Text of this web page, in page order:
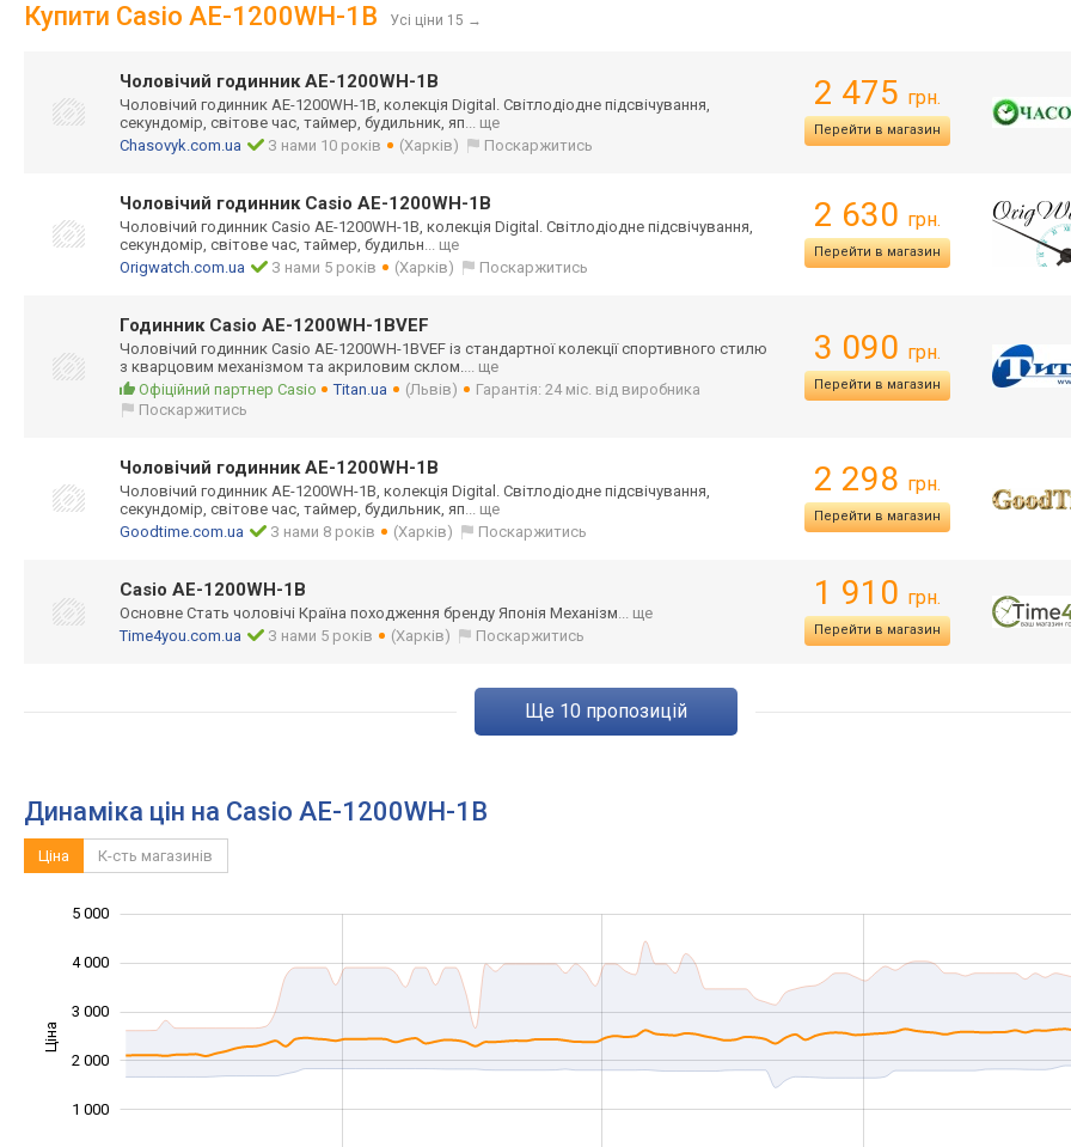
Купити Casio AE-1200WH-1B Усі ціни 15 →
Чоловічий годинник AE-1200WH-1B
Чоловічий годинник AE-1200WH-1B, колекція Digital. Світлодіодне підсвічування,
секундомір, світове час, таймер, будильник, яп... ще
Chasovyk.com.ua
З нами 10 років (Харків) Поскаржитись
2 475 грн.
Перейти в магазин
Чоловічий годинник Casio AE-1200WH-1B
Чоловічий годинник Casio AE-1200WH-1B, колекція Digital. Світлодіодне підсвічування,
секундомір, світове час, таймер, будильн... ще
Origwatch.com.ua
З нами 5 років (Харків) Поскаржитись
2 630 грн.
Перейти в магазин
Годинник Casio AE-1200WH-1BVEF
Чоловічий годинник Casio AE-1200WH-1ВVEF із стандартної колекції спортивного стилю
з кварцовим механізмом та акриловим склом.... ще
Офіційний партнер Casio
Titan.ua (Львів)
Гарантія: 24 міс. від виробника
Поскаржитись
3 090 грн.
Перейти в магазин
Чоловічий годинник AE-1200WH-1B
Чоловічий годинник AE-1200WH-1B, колекція Digital. Світлодіодне підсвічування,
секундомір, світове час, таймер, будильник, яп... ще
Goodtime.com.ua
З нами 8 років (Харків) Поскаржитись
2 298 грн.
Перейти в магазин
Casio AE-1200WH-1B
Основне Стать чоловічі Країна походження бренду Японія Механізм... ще
Time4you.com.ua
З нами 5 років (Харків) Поскаржитись
1 910 грн.
Перейти в магазин
ще 10 пропозицій
Динаміка цін на Casio AE-1200WH-1B
Ціна К-сть магазинів
Ціна
1 000
2 000
3 000
4 000
5 000